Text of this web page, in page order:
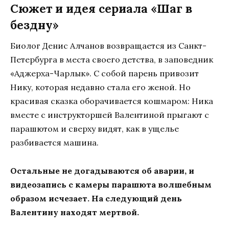
Сюжет и идея сериала «Шаг в
бездну»
Биолог Денис Алчанов возвращается из Санкт-
Петербурга в места своего детства, в заповедник
«Аджерха-Чарлык». С собой парень привозит
Нику, которая недавно стала его женой. Но
красивая сказка оборачивается кошмаром: Ника
вместе с инструкторшей Валентиной прыгают с
парашютом и сверху видят, как в ущелье
разбивается машина.
Остальные не догадываются об аварии, и
видеозапись с камеры парашюта волшебным
образом исчезает. На следующий день
Валентину находят мертвой.